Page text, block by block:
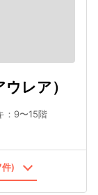
レア）
：9〜15階
)